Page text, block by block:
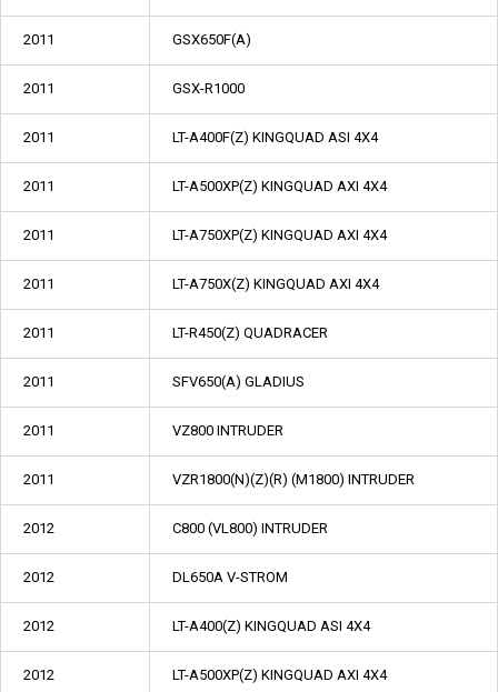
2011 GSX650F(A)
2011 GSX-R1000
2011 LT-A400F(Z) KINGQUAD ASI 4X4
2011 LT-A500XP(Z) KINGQUAD AXI 4X4
2011 LT-A750XP(Z) KINGQUAD AXI 4X4
2011 LT-A750X(Z) KINGQUAD AXI 4X4
2011 LT-R450(Z) QUADRACER
2011 SFV650(A) GLADIUS
2011 VZ800 INTRUDER
2011 VZR1800(N)(Z)(R) (M1800) INTRUDER
2012 C800 (VL800) INTRUDER
2012 DL650A V-STROM
2012 LT-A400(Z) KINGQUAD ASI 4X4
2012 LT-A500XP(Z) KINGQUAD AXI 4X4